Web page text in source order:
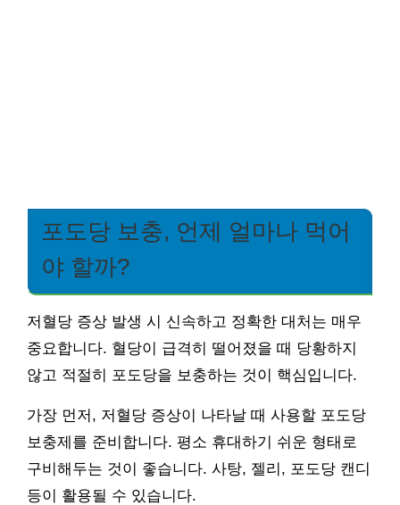
포도당 보충, 언제 얼마나 먹어
야 할까?
저혈당 증상 발생 시 신속하고 정확한 대처는 매우
중요합니다. 혈당이 급격히 떨어졌을 때 당황하지
않고 적절히 포도당을 보충하는 것이 핵심입니다.
가장 먼저, 저혈당 증상이 나타날 때 사용할 포도당
보충제를 준비합니다. 평소 휴대하기 쉬운 형태로
구비해두는 것이 좋습니다. 사탕, 젤리, 포도당 캔디
등이 활용될 수 있습니다.